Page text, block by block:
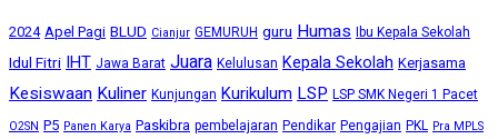
2024 Apel Pagi BLUD Cianjur GEMURUH guru Humas Ibu Kepala Sekolah
Idul Fitri IHT Jawa Barat Juara Kelulusan Kepala Sekolah Kerjasama
Kesiswaan Kuliner Kunjungan Kurikulum LSP LSP SMK Negeri 1 Pacet
O2SN P5 Panen Karya Paskibra pembelajaran Pendikar Pengajian PKL Pra MPLS